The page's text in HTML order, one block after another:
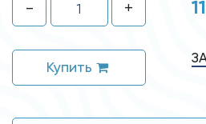
- +
Купить